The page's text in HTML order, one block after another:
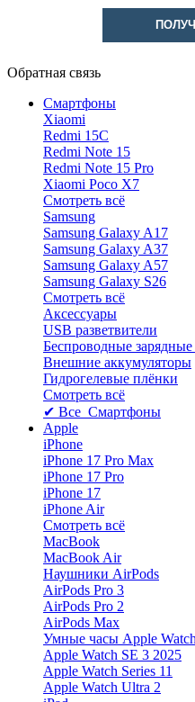
Обратная связь
Смартфоны
Xiaomi
Redmi 15C
Redmi Note 15
Redmi Note 15 Pro
Xiaomi Poco X7
Смотреть всё
Samsung
Samsung Galaxy A17
Samsung Galaxy A37
Samsung Galaxy A57
Samsung Galaxy S26
Смотреть всё
Аксессуары
USB разветвители
Беспроводные зарядные
Внешние аккумуляторы
Гидрогелевые плёнки
Смотреть всё
✔ Все Смартфоны
Apple
iPhone
iPhone 17 Pro Max
iPhone 17 Pro
iPhone 17
iPhone Air
Смотреть всё
MacBook
MacBook Air
Наушники AirPods
AirPods Pro 3
AirPods Pro 2
AirPods Max
Умные часы Apple Watch
Apple Watch SE 3 2025
Apple Watch Series 11
Apple Watch Ultra 2